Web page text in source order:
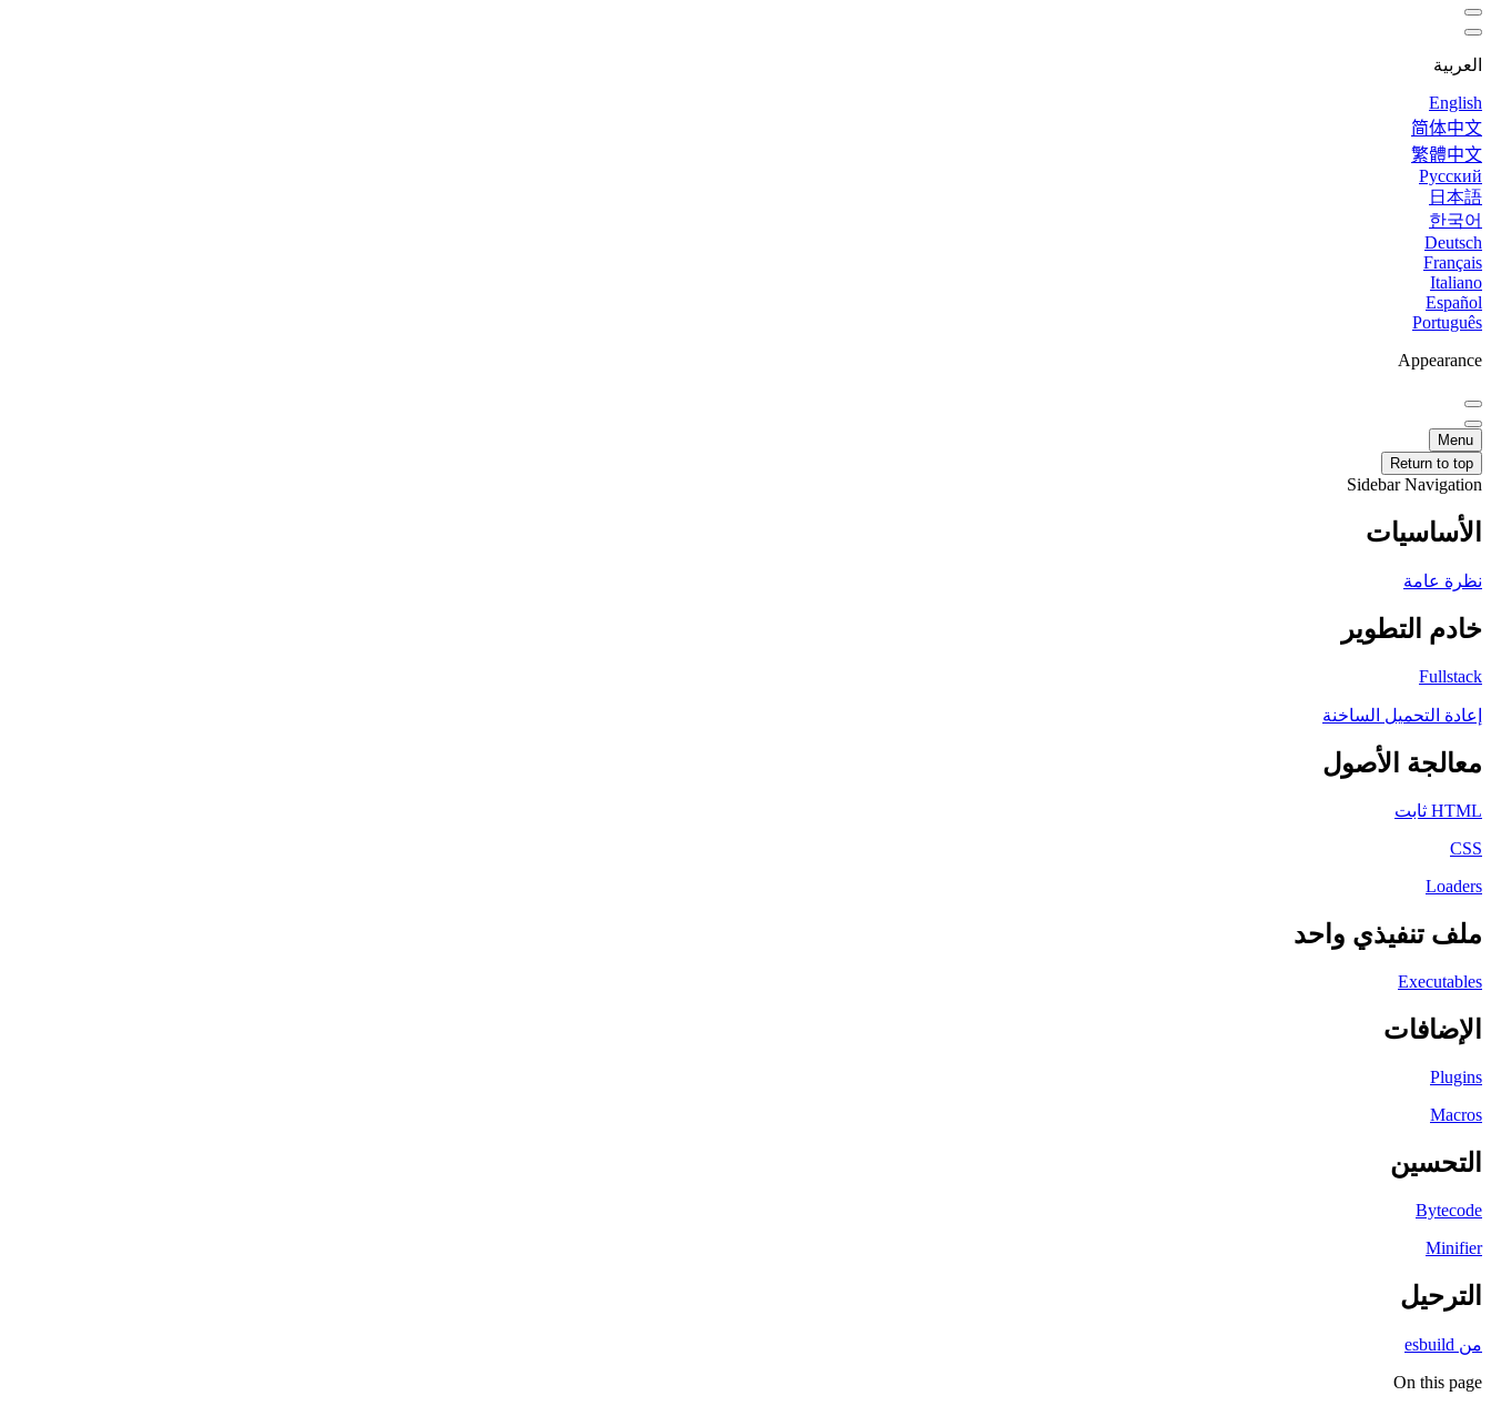
العربية
English
简体中文
繁體中文
Русский
日本語
한국어
Deutsch
Français
Italiano
Español
Português
Appearance
Menu
Return to top
Sidebar Navigation
الأساسيات
نظرة عامة
خادم التطوير
Fullstack
إعادة التحميل الساخنة
معالجة الأصول
HTML ثابت
CSS
Loaders
ملف تنفيذي واحد
Executables
الإضافات
Plugins
Macros
التحسين
Bytecode
Minifier
الترحيل
من esbuild
On this page